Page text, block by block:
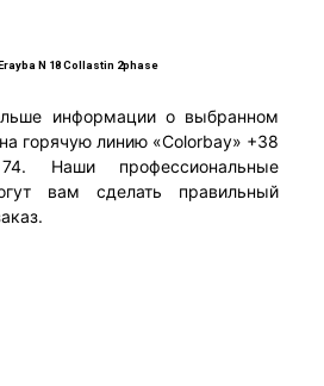
N 18 Collastin 2phase
информации о выбранном
горячую линию «Colorbay» +38
Наши профессиональные
вам сделать правильный